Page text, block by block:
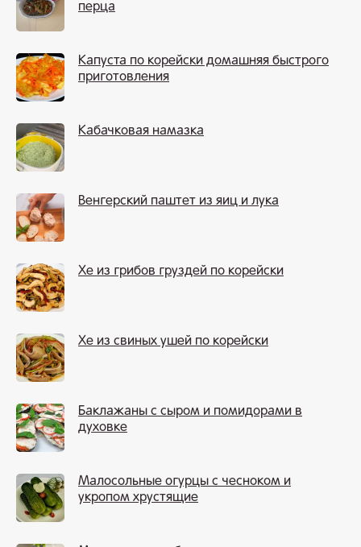
перца
Капуста по корейски домашняя быстрого
приготовления
Кабачковая намазка
Венгерский паштет из яиц и лука
Хе из грибов груздей по корейски
Хе из свиных ушей по корейски
Баклажаны с сыром и помидорами в
духовке
Малосольные огурцы с чесноком и
укропом хрустящие